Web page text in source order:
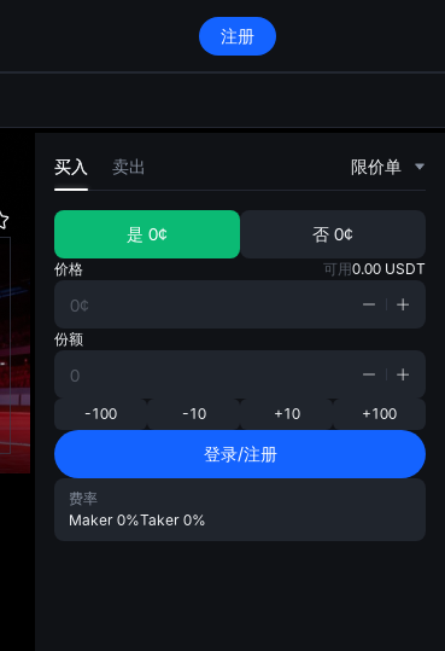
注册
买入 卖出 限价单
是 0¢ 否 0¢
价格 可用0.00 USDT
份额
-100 -10 +10 +100
登录/注册
费率
Maker 0%Taker 0%